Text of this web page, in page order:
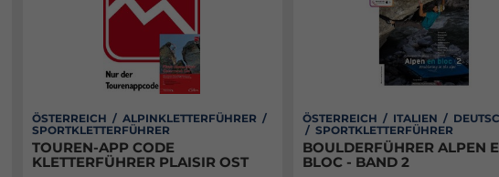
ÖSTERREICH / ALPINKLETTERFÜHRER /
SPORTKLETTERFÜHRER
TOUREN-APP CODE
KLETTERFÜHRER PLAISIR OST
ÖSTERREICH / ITALIEN /
/ SPORTKLETTERFÜHRER
BOULDERFÜHRER ALPEN
BLOC - BAND 2